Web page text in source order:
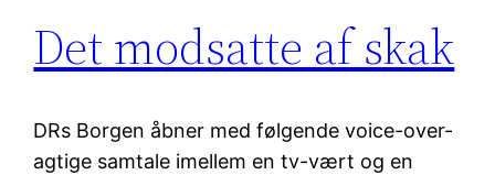
Det modsatte af skak
DRs Borgen åbner med følgende voice-over-
agtige samtale imellem en tv-vært og en